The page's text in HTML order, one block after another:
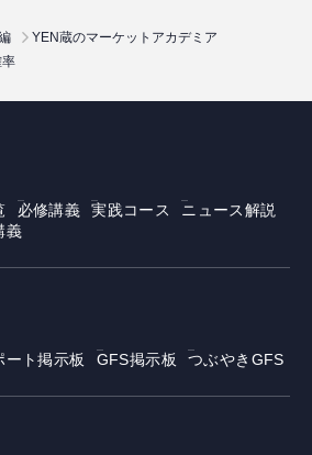
YEN蔵のマーケットアカデミア
率
必修講義 実践コース
ニュース解説
義
ート掲示板 GFS掲示板 つぶやきGFS